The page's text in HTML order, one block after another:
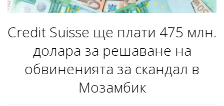
Credit Suisse ще плати 475 млн.
долара за решаване на
обвиненията за скандал в
Мозамбик